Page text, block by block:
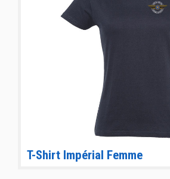
T-Shirt Impérial Femme